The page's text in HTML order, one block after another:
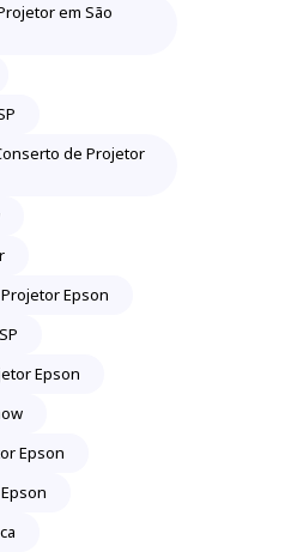
em São
de Projetor
Epson
Epson
Epson